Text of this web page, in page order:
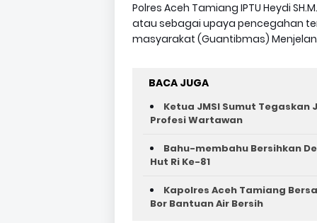
Polres Aceh Tamiang IPTU Heydi
atau sebagai upaya pencegahan
masyarakat (Guantibmas)
BACA JUGA
Ketua JMSI Sumut Tegaskan
Profesi Wartawan
Bahu-membahu Bersihkan
Hut Ri Ke-81 ‎
Kapolres Aceh Tamiang
Bor Bantuan Air Bersih